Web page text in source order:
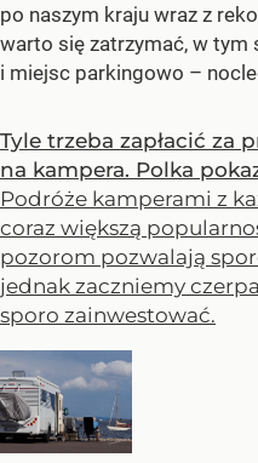
po naszym kraju wraz z
warto się zatrzymać, w
i miejsc parkingowo –
Tyle trzeba zapłacić za
na kampera. Polka
Podróże kamperami z
coraz większą
pozorom pozwalają
jednak zaczniemy
sporo zainwestować.